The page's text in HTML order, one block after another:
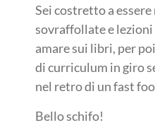
Sei costretto a
sovraffollate e
amare sui libri, per
di curriculum in giro
nel retro di un fast
Bello schifo!